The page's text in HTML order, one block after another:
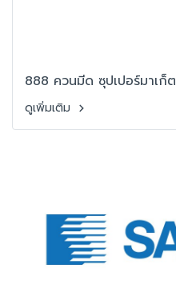
888 ควนมีด ซุปเปอร์มาเก็ต
ดูเพิ่มเติม